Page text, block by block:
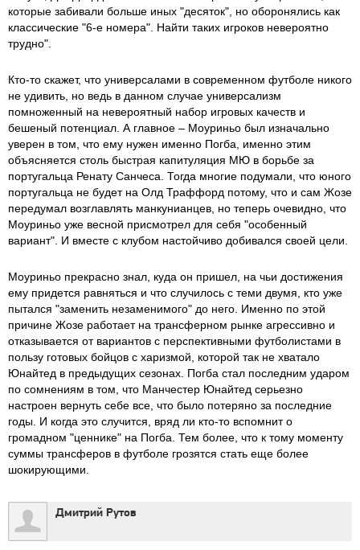
которые забивали больше иных "десяток", но оборонялись как
классические "6-е номера". Найти таких игроков невероятно
трудно".
Кто-то скажет, что универсалами в современном футболе никого
не удивить, но ведь в данном случае универсализм
помноженный на невероятный набор игровых качеств и
бешеный потенциал. А главное – Моуриньо был изначально
уверен в том, что ему нужен именно Погба, именно этим
объясняется столь быстрая капитуляция МЮ в борьбе за
португальца Ренату Санчеса. Тогда многие подумали, что юного
португальца не будет на Олд Траффорд потому, что и сам Жозе
передумал возглавлять манкунианцев, но теперь очевидно, что
Моуриньо уже весной присмотрел для себя "особенный
вариант". И вместе с клубом настойчиво добивался своей цели.
Моуриньо прекрасно знал, куда он пришел, на чьи достижения
ему придется равняться и что случилось с теми двумя, кто уже
пытался "заменить незаменимого" до него. Именно по этой
причине Жозе работает на трансферном рынке агрессивно и
отказывается от вариантов с перспективными футболистами в
пользу готовых бойцов с харизмой, которой так не хватало
Юнайтед в предыдущих сезонах. Погба стал последним ударом
по сомнениям в том, что Манчестер Юнайтед серьезно
настроен вернуть себе все, что было потеряно за последние
годы. И когда это случится, вряд ли кто-то вспомнит о
громадном "ценнике" на Погба. Тем более, что к тому моменту
суммы трансферов в футболе грозятся стать еще более
шокирующими.
Дмитрий Рутов